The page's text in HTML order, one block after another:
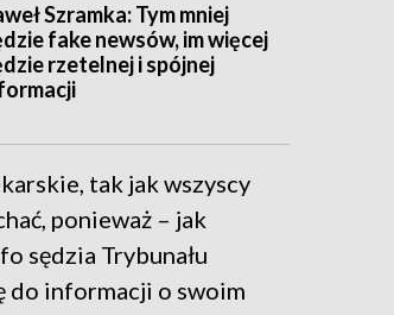
Szramka: Tym mniej
fake newsów, im więcej
rzetelnej i spójnej
tak jak wszyscy
ponieważ – jak
sędzia Trybunału
do informacji o swoim